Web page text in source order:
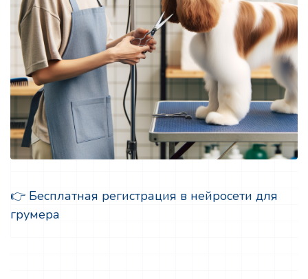
👉 Бесплатная регистрация в нейросети для
грумера